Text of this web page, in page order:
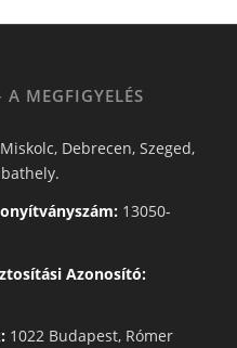
MEGFIGYELÉS
Debrecen, Szeged,
13050-
Azonosító:
1022 Budapest, Rómer